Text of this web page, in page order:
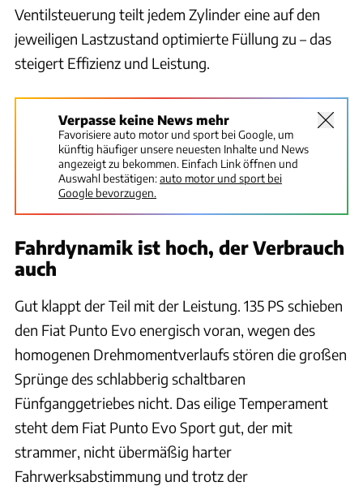
Ventilsteuerung teilt jedem Zylinder eine auf den
jeweiligen Lastzustand optimierte Füllung zu – das
steigert Effizienz und Leistung.
Verpasse keine News mehr
Favorisiere auto motor und sport bei Google, um
künftig häufiger unsere neuesten Inhalte und News
angezeigt zu bekommen. Einfach Link öffnen und
Auswahl bestätigen:auto motor und sport bei
Google bevorzugen.
Fahrdynamik ist hoch, der Verbrauch
auch
Gut klappt der Teil mit der Leistung. 135 PS schieben
den Fiat Punto Evo energisch voran, wegen des
homogenen Drehmomentverlaufs stören die großen
Sprünge des schlabberig schaltbaren
Fünfganggetriebes nicht. Das eilige Temperament
steht dem Fiat Punto Evo Sport gut, der mit
strammer, nicht übermäßig harter
Fahrwerksabstimmung und trotz der